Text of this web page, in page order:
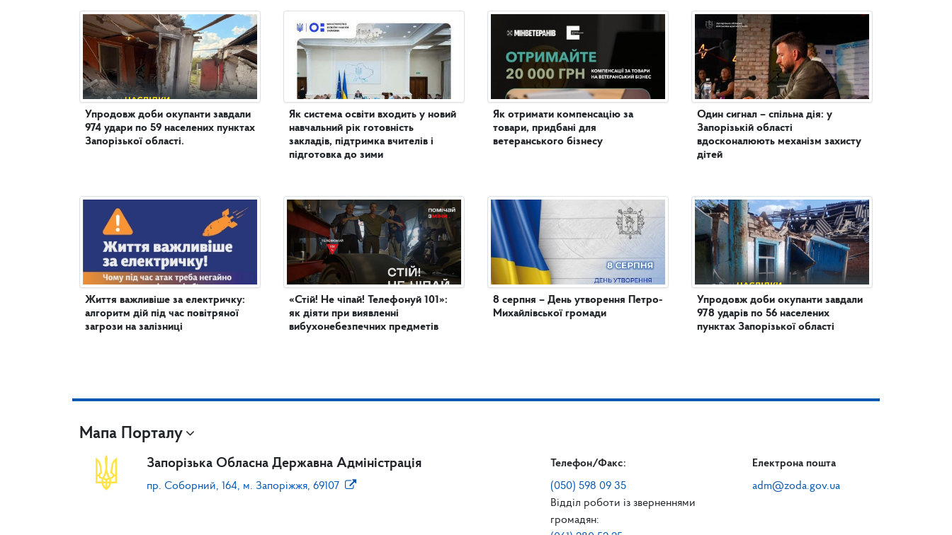
Упродовж доби окупанти завдали
974 удари по 59 населених пунктах
Запорізької області.
Життя важливіше за електричку:
алгоритм дій під час повітряної
загрози на залізниці
Як система освіти входить у новий
навчальний рік готовність
закладів, підтримка вчителів і
підготовка до зими
«Стій! Не чіпай! Телефонуй 101»:
як діяти при виявленні
вибухонебезпечних предметів
Як отримати компенсацію за
товари, придбані для
ветеранського бізнесу
8 серпня – День утворення Петро-
Михайлівської громади
Один сигнал – спільна дія: у
Запорізькій області
вдосконалюють механізм захисту
дітей
Упродовж доби окупанти завдали
978 ударів по 56 населених
пунктах Запорізької області
Мапа Порталу
Запорізька Обласна Державна Адміністрація
пр. Соборний, 164, м. Запоріжжя, 69107
Телефон/Факс:
(050) 598 09 35
Відділ роботи із зверненнями
громадян:
Електрона пошта
adm@zoda.gov.ua